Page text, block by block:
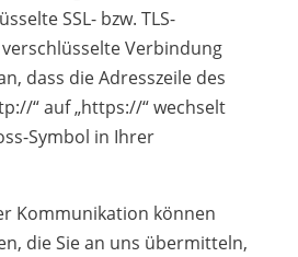
SSL- bzw. TLS-
Verbindung
dass die Adresszeile des
“ auf „https://“ wechselt
Symbol in Ihrer
Kommunikation können
die Sie an uns übermitteln,